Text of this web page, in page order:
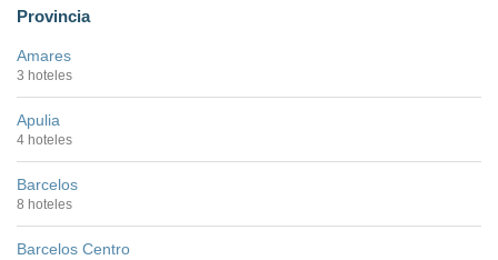
Provincia
Amares
3 hoteles
Apulia
4 hoteles
Barcelos
8 hoteles
Barcelos Centro